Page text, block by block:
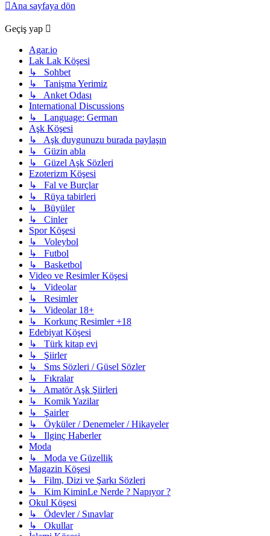
Ana sayfaya dön
Geçiş yap
Agar.io
Lak Lak Köşesi
↳ Sohbet
↳ Tanişma Yerimiz
↳ Anket Odası
International Discussions
↳ Language: German
Aşk Köşesi
↳ Aşk duygunuzu burada paylaşın
↳ Güzin abla
↳ Güzel Aşk Sözleri
Ezoterizm Köşesi
↳ Fal ve Burçlar
↳ Rüya tabirleri
↳ Büyüler
↳ Cinler
Spor Köşesi
↳ Voleybol
↳ Futbol
↳ Basketbol
Video ve Resimler Köşesi
↳ Videolar
↳ Resimler
↳ Videolar 18+
↳ Korkunç Resimler +18
Edebiyat Köşesi
↳ Türk kitap evi
↳ Şiirler
↳ Sms Sözleri / Güsel Sözler
↳ Fıkralar
↳ Amatör Aşk Şiirleri
↳ Komik Yazilar
↳ Şairler
↳ Öyküler / Denemeler / Hikayeler
↳ Ilginç Haberler
Moda
↳ Moda ve Güzellik
Magazin Köşesi
↳ Film, Dizi ve Şarkı Sözleri
↳ Kim KiminLe Nerde ? Napıyor ?
Okul Köşesi
↳ Ödevler / Sınavlar
↳ Okullar